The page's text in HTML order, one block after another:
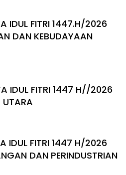
IDUL FITRI 1447.H/2026
DAN KEBUDAYAAN
IDUL FITRI 1447 H//2026
UTARA
IDUL FITRI 1447 H/2026
DAN PERINDUSTRIAN